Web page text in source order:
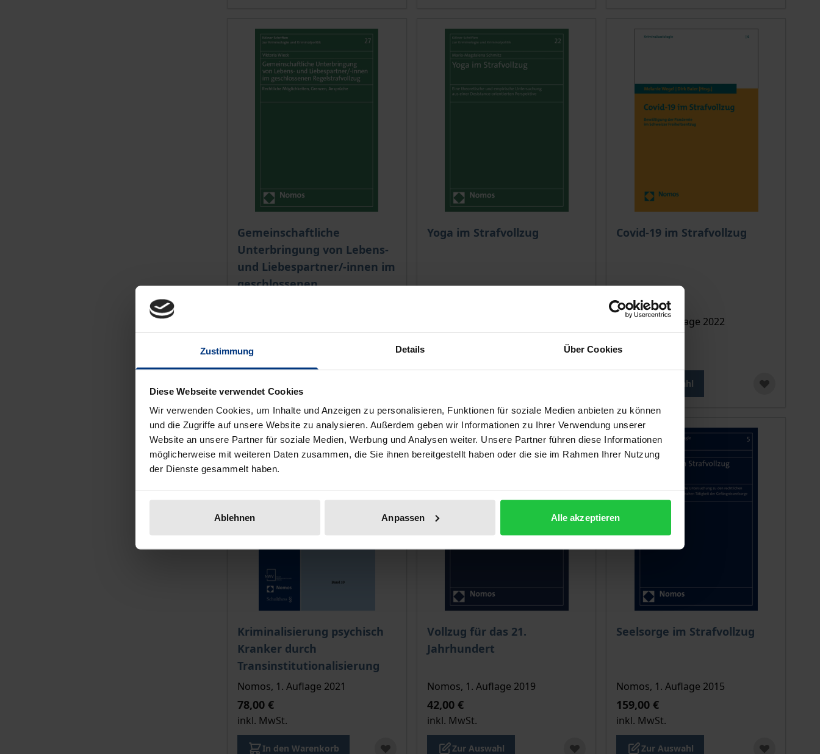
Zustimmung Details Über Cookies
Diese Webseite verwendet Cookies
Wir verwenden Cookies, um Inhalte und Anzeigen zu personalisieren, Funktionen für soziale Medien anbieten zu können
und die Zugriffe auf unsere Website zu analysieren. Außerdem geben wir Informationen zu Ihrer Verwendung unserer
Website an unsere Partner für soziale Medien, Werbung und Analysen weiter. Unsere Partner führen diese Informationen
möglicherweise mit weiteren Daten zusammen, die Sie ihnen bereitgestellt haben oder die sie im Rahmen Ihrer Nutzung
der Dienste gesammelt haben.
Ablehnen Anpassen Alle akzeptieren
Gemeinschaftliche
Unterbringung von Lebens-
und Liebespartner/-innen im
geschlossenen
Der Preis dieses Titels richtet sich nach der gewählten Produktoption auf der Produktdetailseite
inkl. MwSt.
Yoga im Strafvollzug
Der Preis dieses Titels richtet sich nach der gewählten Produktoption auf der
Covid-19 im Strafvollzug
Der Preis dieses Titels richtet sich nach
Nomos, 1. Auflage 2022
inkl. MwSt.
Zur Auswahl
Kriminalisierung psychisch
Kranker durch
Transinstitutionalisierung
Der Preis dieses Titels richtet sich nach der gewählten Produktoption auf der Produktdetailseite
Nomos, 1. Auflage 2021
78,00 €
inkl. MwSt.
In den Warenkorb
Vollzug für das 21.
Jahrhundert
Der Preis dieses Titels richtet sich nach der gewählten Produktoption auf der
Nomos, 1. Auflage 2019
42,00 €
inkl. MwSt.
Zur Auswahl
Seelsorge im Strafvollzug
Der Preis dieses Titels richtet sich nach
Nomos, 1. Auflage 2015
159,00 €
inkl. MwSt.
Zur Auswahl